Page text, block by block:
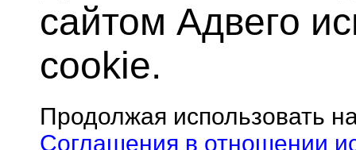
сайтом Адвего
cookie.
Продолжая использовать
Соглашения в отношении